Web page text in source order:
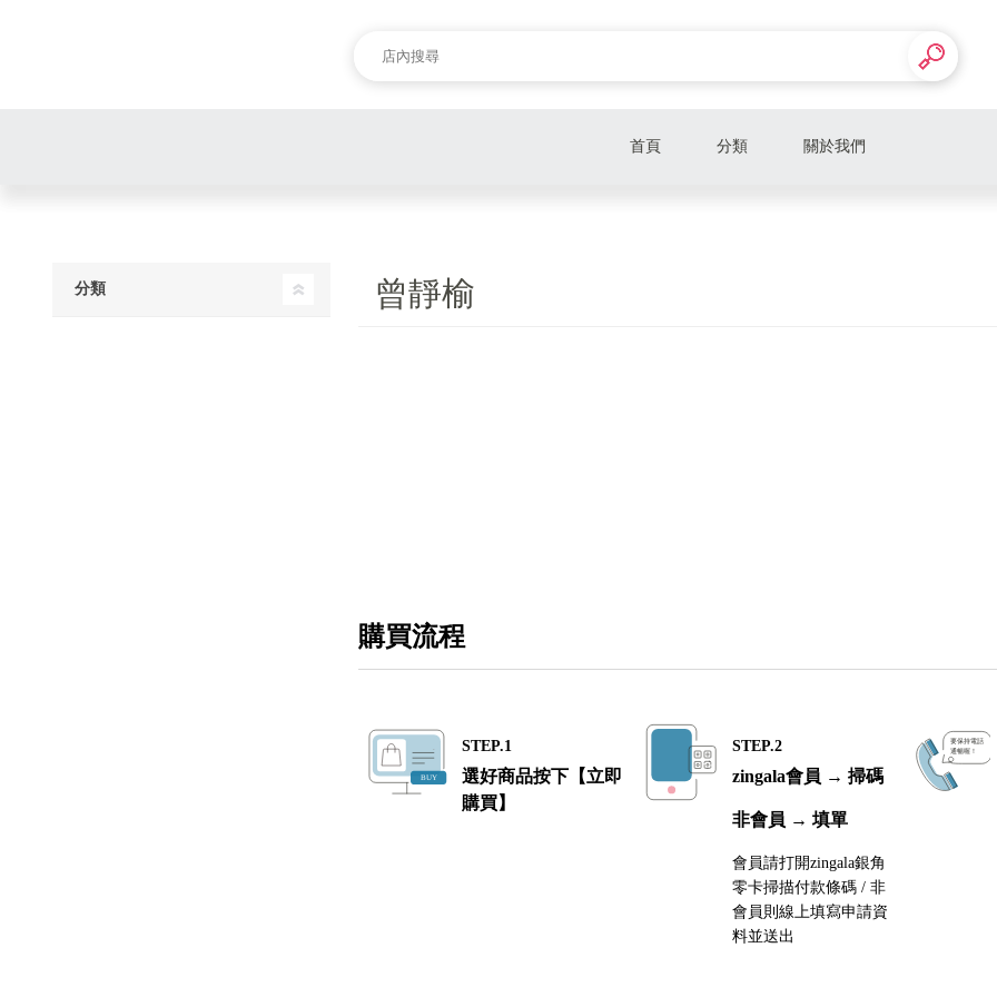
首頁 分類 關於我們
曾靜榆
購買流程
STEP.1
選好商品按下【立即
購買】
STEP.2
zingala會員 → 掃碼
非會員 → 填單
會員請打開zingala銀角
零卡掃描付款條碼 / 非
會員則線上填寫申請資
料並送出
分類